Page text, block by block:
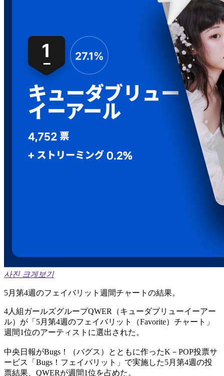
사진 크게보기
5月第4週のフェイバリット週間チャートの結果。
4人組ガールズグループQWER（キューダブリューイーアー
ル）が「5月第4週のフェイバリット（Favorite）チャート」
週間1位のアーティストに選出された。
中央日報がBugs！（バグス）とともに作ったK－POP投票サ
ービス「Bugs！フェイバリット」で実施した5月第4週の投
票結果、QWERが週間1位を占めた。